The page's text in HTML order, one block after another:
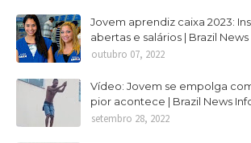
Jovem aprendiz caixa 2023:
abertas e salários | Brazil
outubro 07, 2022
Vídeo: Jovem se empolga
pior acontece | Brazil News
setembro 28, 2022